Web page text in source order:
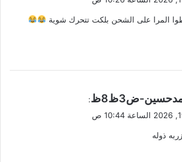
المرا على الشحن بلكت تتحرك شوية
ض3ظ8ظ
:
ذوله